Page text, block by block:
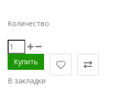
Количество
В закладки